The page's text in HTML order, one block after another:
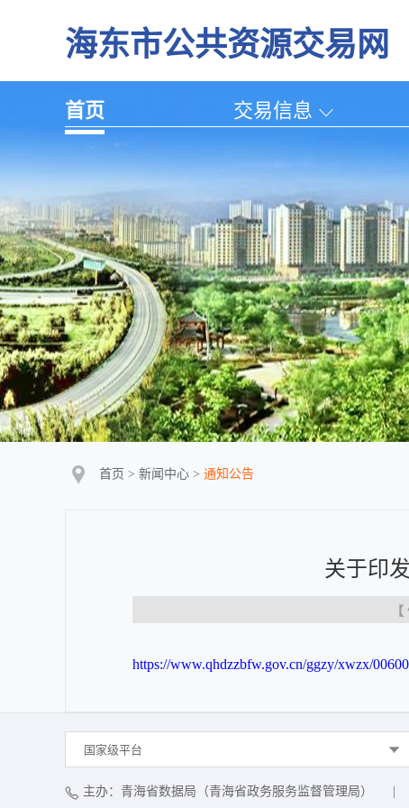
海东市公共资源交易网
首页 交易信息
首页 > 新闻中心 > 通知公告
关于印
https://www.qhdzzbfw.gov.cn/ggzy/xwzx/
国家级平台
主办：青海省数据局（青海省政务服务监督管理局）